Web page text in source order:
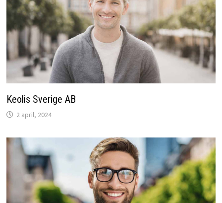
Keolis Sverige AB
2 april, 2024